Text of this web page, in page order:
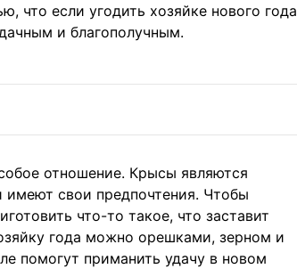
что если угодить хозяйке нового года
и благополучным.
отношение. Крысы являются
свои предпочтения. Чтобы
что-то такое, что заставит
года можно орешками, зерном и
помогут приманить удачу в новом